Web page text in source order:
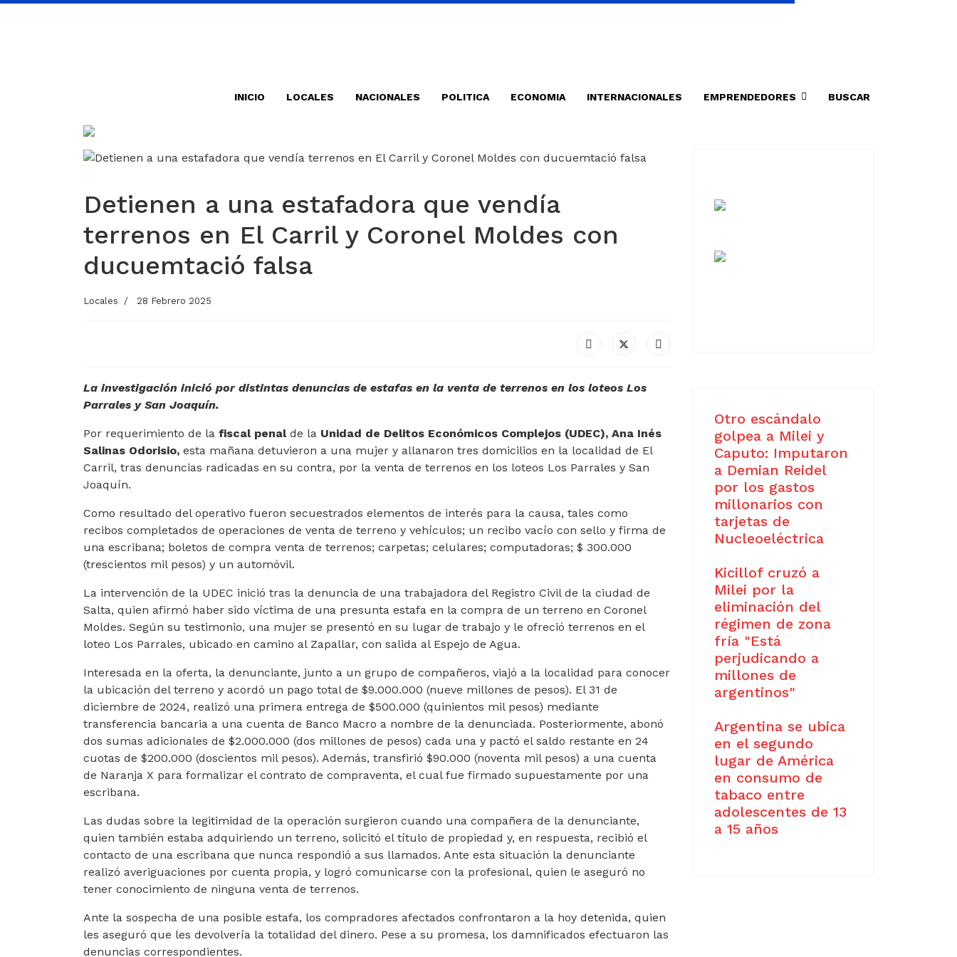
INICIO LOCALES NACIONALES POLITICA ECONOMIA INTERNACIONALES EMPRENDEDORES BUSCAR
Detienen a una estafadora que vendía
terrenos en El Carril y Coronel Moldes con
ducuemtació falsa
Locales 28 Febrero 2025
La investigación inició por distintas denuncias de estafas en la venta de terrenos en los loteos Los
Parrales y San Joaquín.
Por requerimiento de la fiscal penalde la Unidad de Delitos Económicos Complejos (UDEC), Ana Inés
Salinas Odorisio, esta mañana detuvieron a una mujer y allanaron tres domicilios en la localidad de El
Carril, tras denuncias radicadas en su contra, por la venta de terrenos en los loteos Los Parrales y San
Joaquín.
Como resultado del operativo fueron secuestrados elementos de interés para la causa, tales como
recibos completados de operaciones de venta de terreno y vehículos; un recibo vacío con sello y firma de
una escribana; boletos de compra venta de terrenos; carpetas; celulares; computadoras; $ 300.000
(trescientos mil pesos) y un automóvil.
La intervención de la UDEC inició tras la denuncia de una trabajadora del Registro Civil de la ciudad de
Salta, quien afirmó haber sido víctima de una presunta estafa en la compra de un terreno en Coronel
Moldes. Según su testimonio, una mujer se presentó en su lugar de trabajo y le ofreció terrenos en el
loteo Los Parrales, ubicado en camino al Zapallar, con salida al Espejo de Agua.
Interesada en la oferta, la denunciante, junto a un grupo de compañeros, viajó a la localidad para conocer
la ubicación del terreno y acordó un pago total de $9.000.000 (nueve millones de pesos). El 31 de
diciembre de 2024, realizó una primera entrega de $500.000 (quinientos mil pesos) mediante
transferencia bancaria a una cuenta de Banco Macro a nombre de la denunciada. Posteriormente, abonó
dos sumas adicionales de $2.000.000 (dos millones de pesos) cada una y pactó el saldo restante en 24
cuotas de $200.000 (doscientos mil pesos). Además, transfirió $90.000 (noventa mil pesos) a una cuenta
de Naranja X para formalizar el contrato de compraventa, el cual fue firmado supuestamente por una
escribana.
Las dudas sobre la legitimidad de la operación surgieron cuando una compañera de la denunciante,
quien también estaba adquiriendo un terreno, solicitó el título de propiedad y, en respuesta, recibió el
contacto de una escribana que nunca respondió a sus llamados. Ante esta situación la denunciante
realizó averiguaciones por cuenta propia, y logró comunicarse con la profesional, quien le aseguró no
tener conocimiento de ninguna venta de terrenos.
Ante la sospecha de una posible estafa, los compradores afectados confrontaron a la hoy detenida, quien
les aseguró que les devolvería la totalidad del dinero. Pese a su promesa, los damnificados efectuaron las
denuncias correspondientes.
Otro escándalo
golpea a Milei y
Caputo: Imputaron
a Demian Reidel
por los gastos
millonarios con
tarjetas de
Nucleoeléctrica
Kicillof cruzó a
Milei por la
eliminación del
régimen de zona
fría "Está
perjudicando a
millones de
argentinos"
Argentina se ubica
en el segundo
lugar de América
en consumo de
tabaco entre
adolescentes de 13
a 15 años